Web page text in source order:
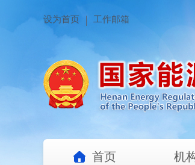
设为首页 工作邮箱
首页 机